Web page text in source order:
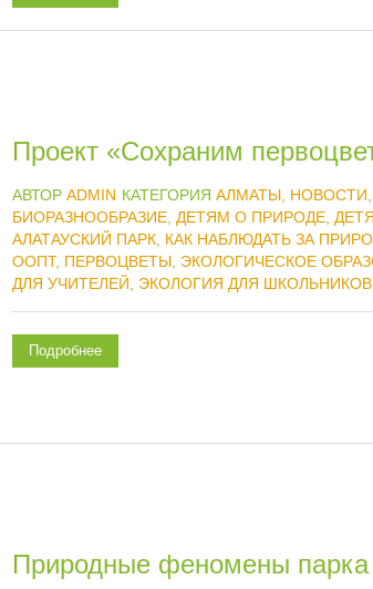
Проект «Сохраним
АВТОР ADMIN КАТЕГОРИЯ АЛМАТЫ, НОВОСТИ
БИОРАЗНООБРАЗИЕ, ДЕТЯМ О ПРИРОДЕ,
АЛАТАУСКИЙ ПАРК, КАК НАБЛЮДАТЬ ЗА
ООПТ, ПЕРВОЦВЕТЫ, ЭКОЛОГИЧЕСКОЕ
ДЛЯ УЧИТЕЛЕЙ
ЭКОЛОГИЯ ДЛЯ ШКОЛЬНИКОВ,
Подробнее
Природные феномены парка